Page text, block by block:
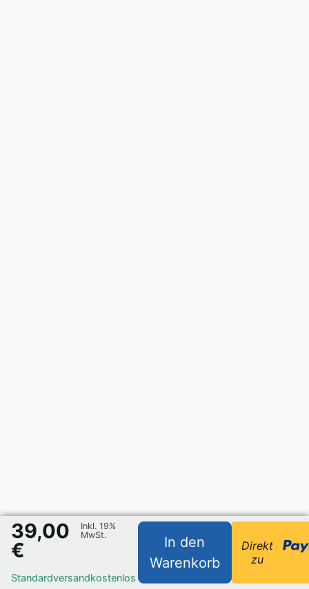
39,00
€
Inkl. 19%
MwSt.
Standardversandkostenlos
In den
Warenkorb
Direkt
zu